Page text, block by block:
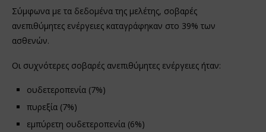
Σύμφωνα με τα δεδομένα της μελέτης, σοβαρές
ανεπιθύμητες ενέργειες καταγράφηκαν στο 39% των
ασθενών.
Οι συχνότερες σοβαρές ανεπιθύμητες ενέργειες ήταν:
ουδετεροπενία (7%)
πυρεξία (7%)
εμπύρετη ουδετεροπενία (6%)